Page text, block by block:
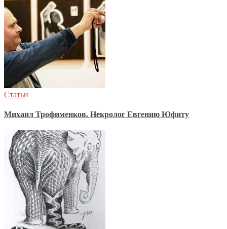
Статьи
Михаил Трофименков. Некролог Евгению Юфиту